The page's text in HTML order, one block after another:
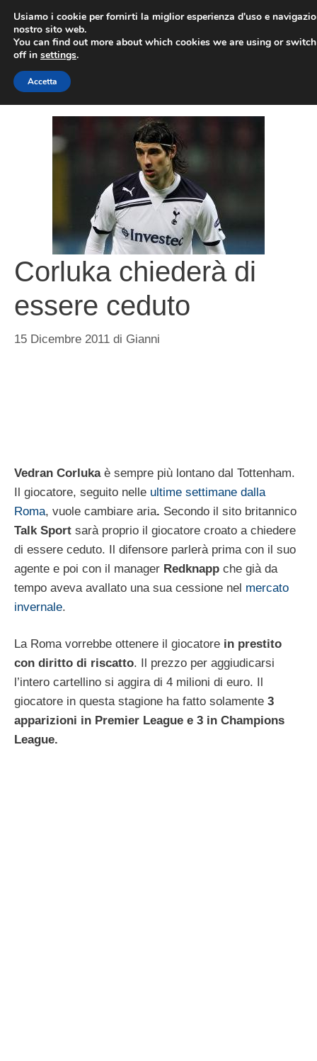
contenuto
Corluka chiederà di
essere ceduto
15 Dicembre 2011 di Gianni
Vedran Corlukaè sempre più lontano dal Tottenham.
Il giocatore, seguito nelle ultime settimane dalla
Roma, vuole cambiare aria. Secondo il sito britannico
Talk Sport sarà proprio il giocatore croato a chiedere
di essere ceduto. Il difensore parlerà prima con il suo
agente e poi con il manager Redknapp che già da
tempo aveva avallato una sua cessione nel mercato
invernale.
La Roma vorrebbe ottenere il giocatore in prestito
con diritto di riscatto. Il prezzo per aggiudicarsi
l’intero cartellino si aggira di 4 milioni di euro. Il
giocatore in questa stagione ha fatto solamente 3
apparizioni in Premier League e 3 in Champions
League.
Usiamo i cookie per fornirti la miglior esperienza d'uso e
nostro sito web.
You can find out more about which cookies we are using or
off in settings.
Accetta